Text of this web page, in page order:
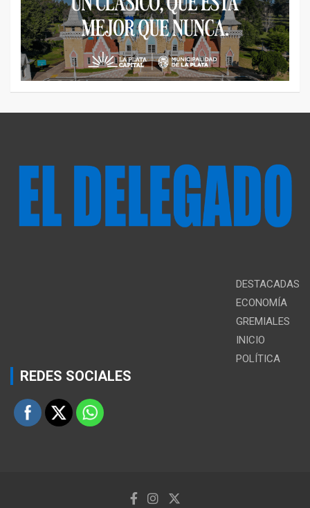
DESTACADAS
ECONOMÍA
GREMIALES
INICIO
POLÍTICA
REDES SOCIALES